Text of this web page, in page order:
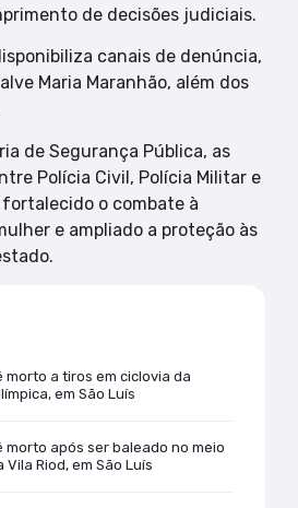
de decisões judiciais.
canais de denúncia,
Maria Maranhão, além dos
de Segurança Pública, as
Polícia Civil, Polícia Militar e
o combate à
e ampliado a proteção às
morto a tiros em ciclovia da
em São Luís
morto após ser baleado no meio
Vila Riod, em São Luís